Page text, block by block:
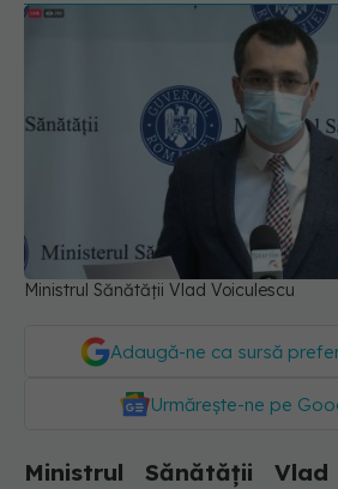
Ministrul Sănătății Vlad Voiculescu
Adaugă-ne ca sursă
Urmărește-ne pe
Ministrul Sănătății